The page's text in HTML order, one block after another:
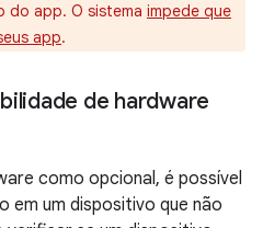
do app. O sistema impede que
app.
de hardware
como opcional, é possível
em um dispositivo que não